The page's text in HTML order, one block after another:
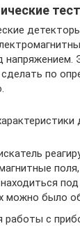
напряжением.
по
можно было
работы с